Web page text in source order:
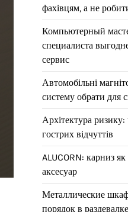
фахівцям, а не
Компьютерный
специалиста
сервис
Автомобільні
систему обрати для
Архітектура
гострих відчуттів
ALUCORN: карниз
аксесуар
Металлические
порядок в